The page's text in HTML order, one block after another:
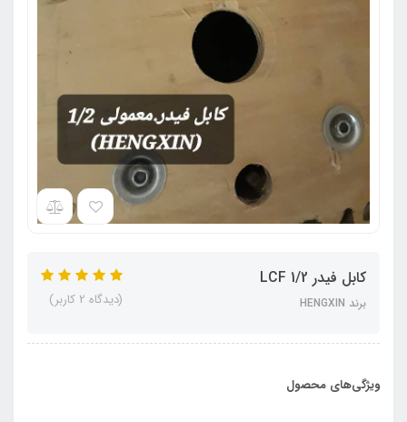
کابل فیدر 1/2 LCF
برند HENGXIN (دیدگاه 2 کاربر)
ویژگی‌های محصول